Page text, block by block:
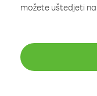
možete uštedjeti